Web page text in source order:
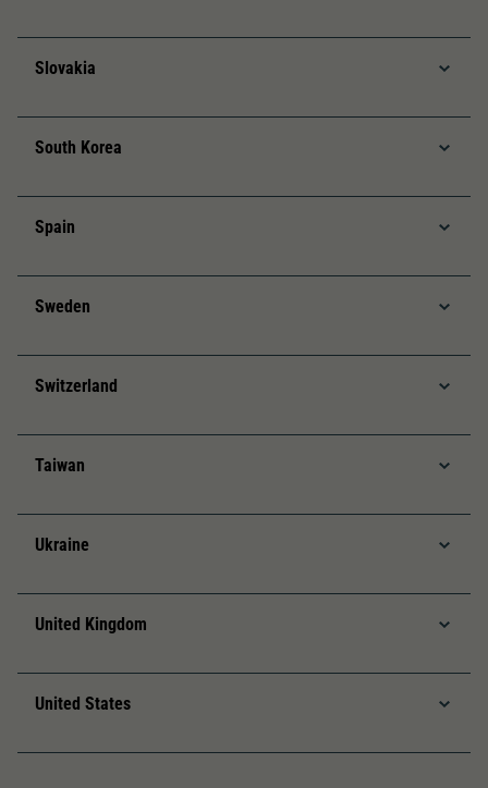
Slovakia
South Korea
Spain
Sweden
Switzerland
Taiwan
Ukraine
United Kingdom
United States